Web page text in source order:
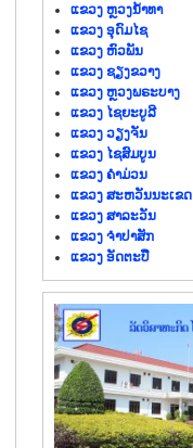
ແຂວງ ຫຼວງນໍ້າທາ
ແຂວງ ອຸດົມໄຊ
ແຂວງ ຫົວພັນ
ແຂວງ ຊຽງຂວາງ
ແຂວງ ຫຼວງພຣະບາງ
ແຂວງ ໄຊຍະບູລີ
ແຂວງ ວຽງຈັນ
ແຂວງ ໄຊສົມບູນ
ແຂວງ ຄຳມ່ວນ
ແຂວງ ສະຫວັນນະເຂດ
ແຂວງ ສາລະວັນ
ແຂວງ ຈຳປາສັກ
ແຂວງ ອັດຕະປື